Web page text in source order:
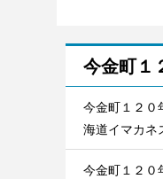
今金町
今金町１２０
海道イマカネ
今金町１２０